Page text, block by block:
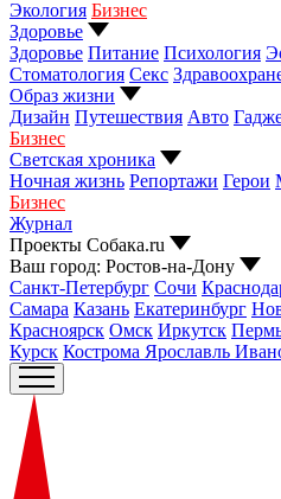
Финансы
России
это такое? Чем она
это вообще реально?